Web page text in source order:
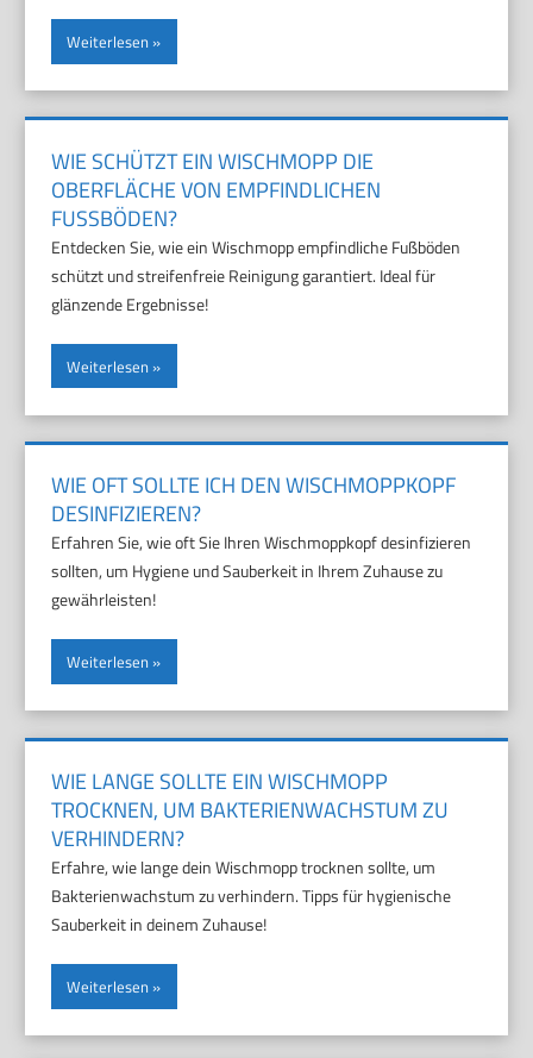
Weiterlesen
WIE SCHÜTZT EIN WISCHMOPP DIE
OBERFLÄCHE VON EMPFINDLICHEN
FUSSBÖDEN?
Entdecken Sie, wie ein Wischmopp empfindliche Fußböden
schützt und streifenfreie Reinigung garantiert. Ideal für
glänzende Ergebnisse!
Weiterlesen
WIE OFT SOLLTE ICH DEN WISCHMOPPKOPF
DESINFIZIEREN?
Erfahren Sie, wie oft Sie Ihren Wischmoppkopf desinfizieren
sollten, um Hygiene und Sauberkeit in Ihrem Zuhause zu
gewährleisten!
Weiterlesen
WIE LANGE SOLLTE EIN WISCHMOPP
TROCKNEN, UM BAKTERIENWACHSTUM ZU
VERHINDERN?
Erfahre, wie lange dein Wischmopp trocknen sollte, um
Bakterienwachstum zu verhindern. Tipps für hygienische
Sauberkeit in deinem Zuhause!
Weiterlesen